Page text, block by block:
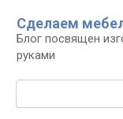
контенту
Сделаем
Блог посвящен
руками